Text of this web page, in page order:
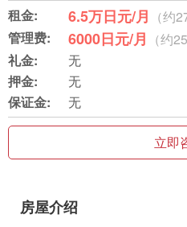
租金: 6.5万日元/月 （约
管理费:
6000日元/月 （约
礼金:
无
押金:
无
保证金:
无
立即
房屋介绍